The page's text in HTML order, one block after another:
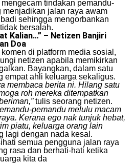
tindakan pemandu-
menjadikan jalan raya awam
sehingga mengorbankan
bersalah.
Kalian…” – Netizen Banjiri
Doa
di platform media sosial,
netizen apabila memikirkan
Bayangkan, dalam satu
empat ahli keluarga sekaligus.
membaca berita ni. Hilang satu
roh mereka ditempatkan
tulis seorang netizen.
pemandu melulu macam
Kerana ego nak tunjuk hebat,
piatu, keluarga orang lain
lagi dengan nada kesal.
semua pengguna jalan raya
rasa dan berhati-hati ketika
kita da